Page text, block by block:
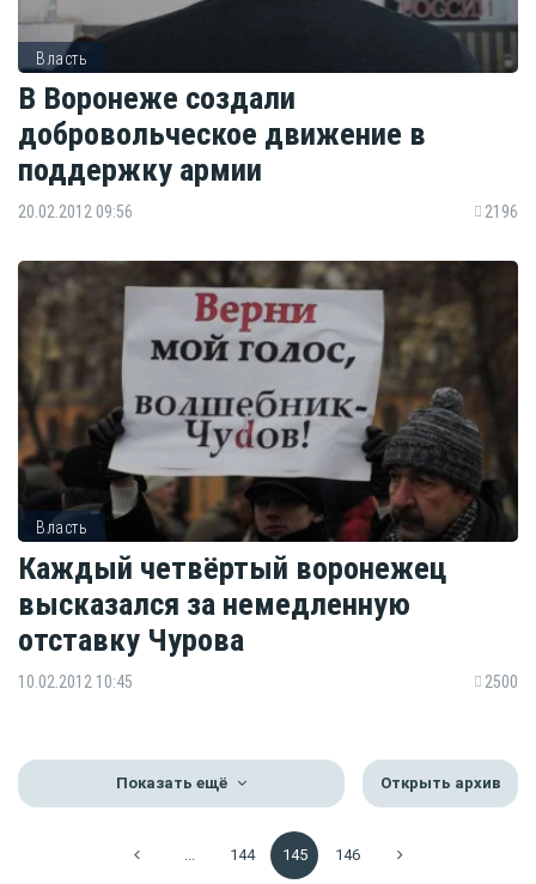
Власть
В Воронеже создали
добровольческое движение в
поддержку армии
20.02.2012 09:56 2196
Власть
Каждый четвёртый воронежец
высказался за немедленную
отставку Чурова
10.02.2012 10:45 2500
Показать ещё Открыть архив
... 144 145 146